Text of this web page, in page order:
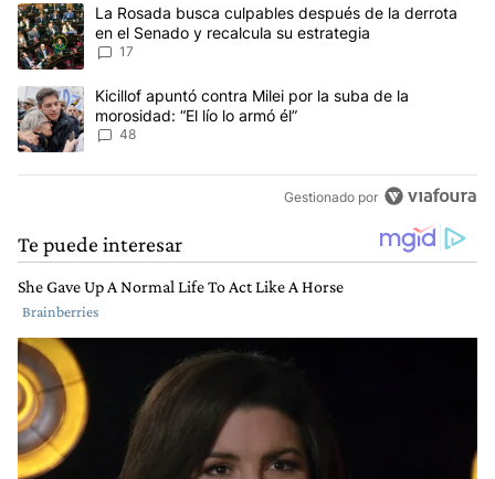
Un artículo de tendencia con el título "La Rosada busca
La Rosada busca culpables después de la derrota
en el Senado y recalcula su estrategia
17
Un artículo de tendencia con el título "Kicillof apuntó contra Milei
Kicillof apuntó contra Milei por la suba de la
morosidad: “El lío lo armó él”
48
Gestionado por